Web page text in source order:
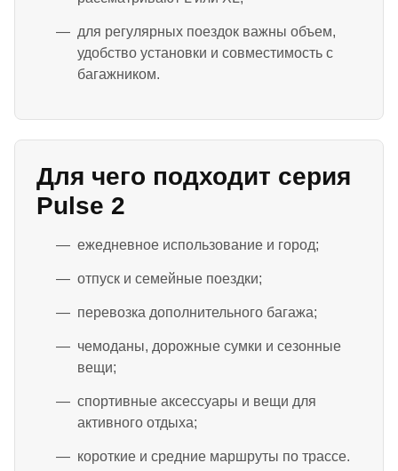
для регулярных поездок важны объем,
удобство установки и совместимость с
багажником.
Для чего подходит серия
Pulse 2
ежедневное использование и город;
отпуск и семейные поездки;
перевозка дополнительного багажа;
чемоданы, дорожные сумки и сезонные
вещи;
спортивные аксессуары и вещи для
активного отдыха;
короткие и средние маршруты по трассе.